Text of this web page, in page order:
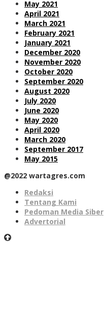
May 2021
April 2021
March 2021
February 2021
January 2021
December 2020
November 2020
October 2020
September 2020
August 2020
July 2020
June 2020
May 2020
April 2020
March 2020
September 2017
May 2015
@2022 wartagres.com
Redaksi
Tentang Kami
Pedoman Media Siber
Advertorial